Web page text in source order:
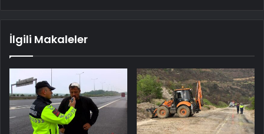
İlgili Makaleler